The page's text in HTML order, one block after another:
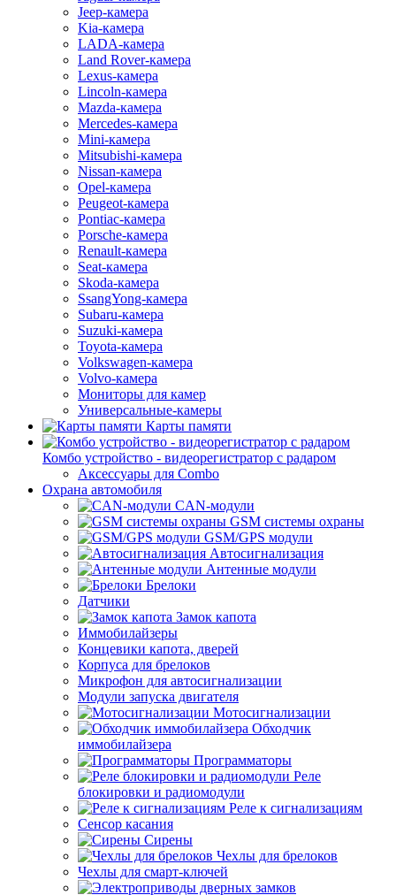
Jeep-камера
Kia-камера
LADA-камера
Land Rover-камера
Lexus-камера
Lincoln-камера
Mazda-камера
Mercedes-камера
Mini-камера
Mitsubishi-камера
Nissan-камера
Opel-камера
Peugeot-камера
Pontiac-камера
Porsche-камера
Renault-камера
Seat-камера
Skoda-камера
SsangYong-камера
Subaru-камера
Suzuki-камера
Toyota-камера
Volkswagen-камера
Volvo-камера
Мониторы для камер
Универсальные-камеры
Карты памяти
Комбо устройство - видеорегистратор с радаром
Аксессуары для Combo
Охрана автомобиля
CAN-модули
GSM системы охраны
GSM/GPS модули
Автосигнализация
Антенные модули
Брелоки
Датчики
Замок капота
Иммобилайзеры
Концевики капота, дверей
Корпуса для брелоков
Микрофон для автосигнализации
Модули запуска двигателя
Мотосигнализации
Обходчик
иммобилайзера
Программаторы
Реле
блокировки и радиомодули
Реле к сигнализациям
Сенсор касания
Сирены
Чехлы для брелоков
Чехлы для смарт-ключей